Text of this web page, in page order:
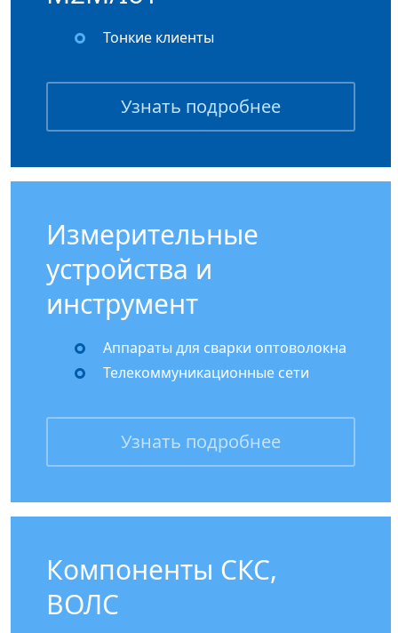
Тонкие клиенты
Узнать подробнее
Измерительные
устройства и
инструмент
Аппараты для сварки оптоволокна
Телекоммуникационные сети
Узнать подробнее
Компоненты СКС,
ВОЛС